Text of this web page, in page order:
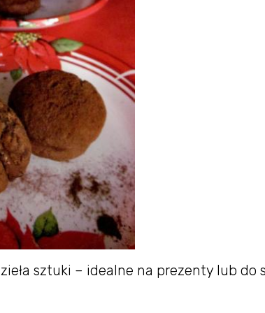
sztuki – idealne na prezenty lub do